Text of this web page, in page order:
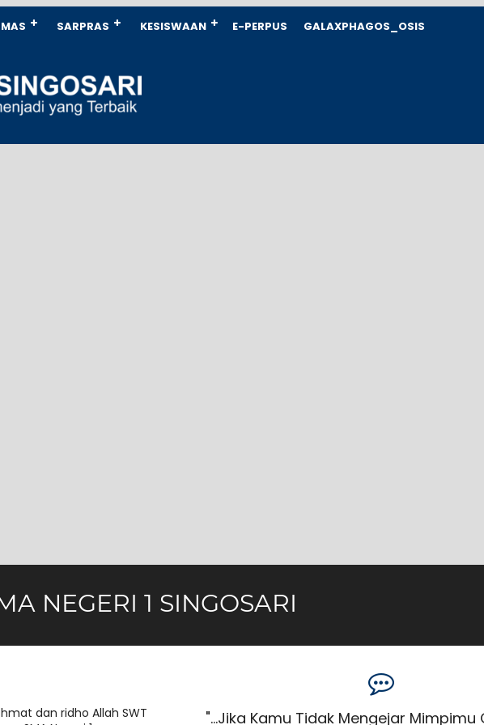
SARPRAS KESISWAAN E-PERPUS GALAXPHAGOS_OSIS
NEGERI 1 SINGOSARI
dan ridho Allah SWT
Kemudahan, Yakinlah
"...Jika Kamu Tidak Mengejar Mimpimu